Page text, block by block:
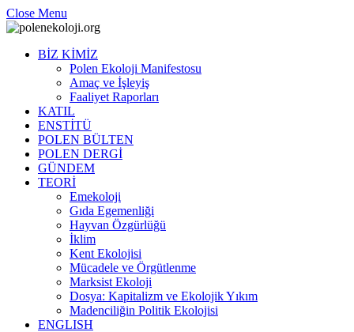
Close Menu
BİZ KİMİZ
Polen Ekoloji Manifestosu
Amaç ve İşleyiş
Faaliyet Raporları
KATIL
ENSTİTÜ
POLEN BÜLTEN
POLEN DERGİ
GÜNDEM
TEORİ
Emekoloji
Gıda Egemenliği
Hayvan Özgürlüğü
İklim
Kent Ekolojisi
Mücadele ve Örgütlenme
Marksist Ekoloji
Dosya: Kapitalizm ve Ekolojik Yıkım
Madenciliğin Politik Ekolojisi
ENGLISH